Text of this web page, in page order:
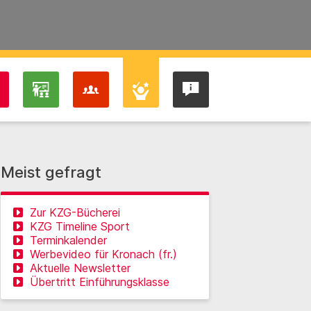
Meist gefragt
Zur KZG-Bücherei
KZG Timeline Sport
Terminkalender
Werbevideo für Kronach (fr.)
Aktuelle Newsletter
Übertritt Einführungsklasse